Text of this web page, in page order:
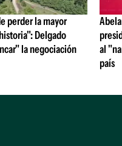
perder la mayor
Delgado
la negociación
al
país